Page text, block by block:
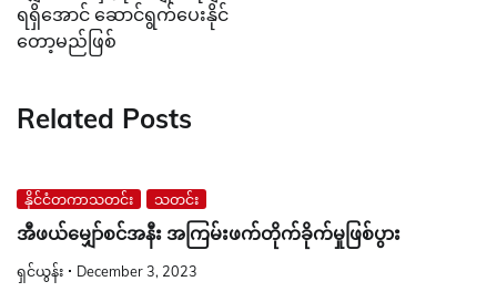
ရရှိအောင် ဆောင်ရွက်ပေးနိုင်
တော့မည်ဖြစ်
Related Posts
နိုင်ငံတကာသတင်း သတင်း
အီဖယ်မျှော်စင်အနီး အကြမ်းဖက်တိုက်ခိုက်မှုဖြစ်ပွား
ရှင်ယွန်း December 3, 2023